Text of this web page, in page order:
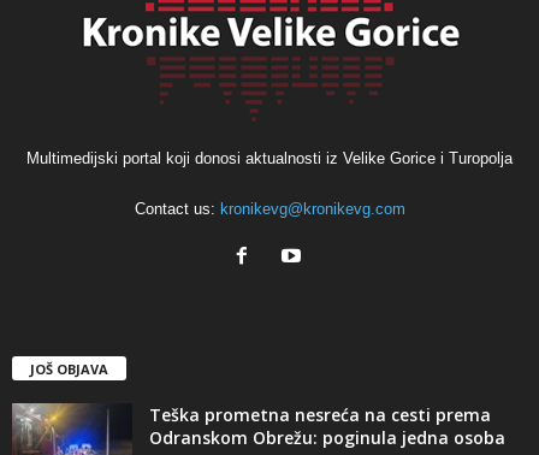
Multimedijski portal koji donosi aktualnosti iz Velike Gorice i Turopolja
Contact us: kronikevg@kronikevg.com
JOŠ OBJAVA
Teška prometna nesreća na cesti prema
Odranskom Obrežu: poginula jedna osoba